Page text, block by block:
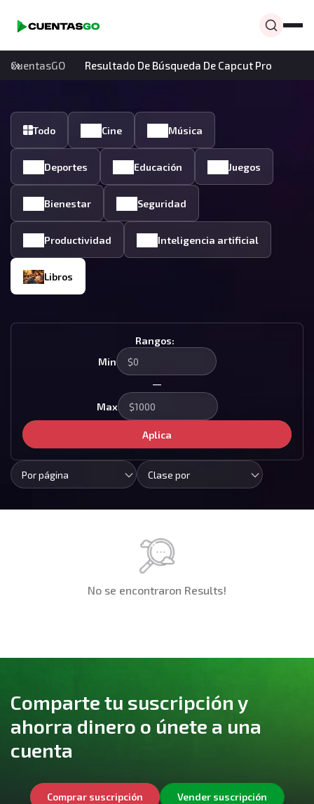
CuentasGO Resultado De Búsqueda De Capcut Pro
Todo Cine Música
Deportes Educación Juegos
Bienestar Seguridad
Productividad Inteligencia artificial
Libros
Rangos:
Min
—
Max
Aplica
Por página Clase por
No se encontraron Results!
Comparte tu suscripción y
ahorra dinero o únete a una
cuenta
Comprar suscripción Vender suscripción